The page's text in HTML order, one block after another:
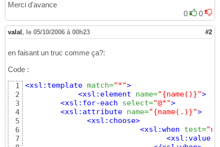
15
17
18
19
20
21
22
24
25
26
27
<xsl:when
test
                                ??????????
<xsl:otherwise
</xsl:for-each>
<xsl:apply-templates/>
</xsl:element>
</xsl:template>
Merci d'avance
0
0
valal , le 05/10/2006 à 00h23 #2
en faisant un truc comme ça?:
Code :
1
2
3
4
5
6
7
<xsl:template match="*">
<xsl:element
name="{name()}">
<xsl:for-each
select="@*">
<xsl:attribute name="{name(.)}">
<xsl:choose>
<xsl:when
test=
<xsl:value-